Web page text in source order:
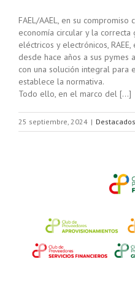
FAEL/AAEL, en su
economía circular y la
eléctricos y electrónicos,
desde hace años a sus pymes
con una solución integral para
establece la normativa.
Todo ello, en el marco del […]
25 septiembre, 2024 | Destacados